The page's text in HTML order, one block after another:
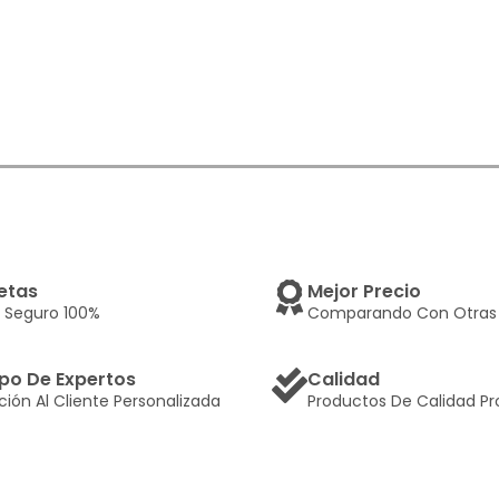
100%
Mejor Precio
Comparando Con
De Expertos
Al Cliente Personalizada
Calidad
Productos De Calidad